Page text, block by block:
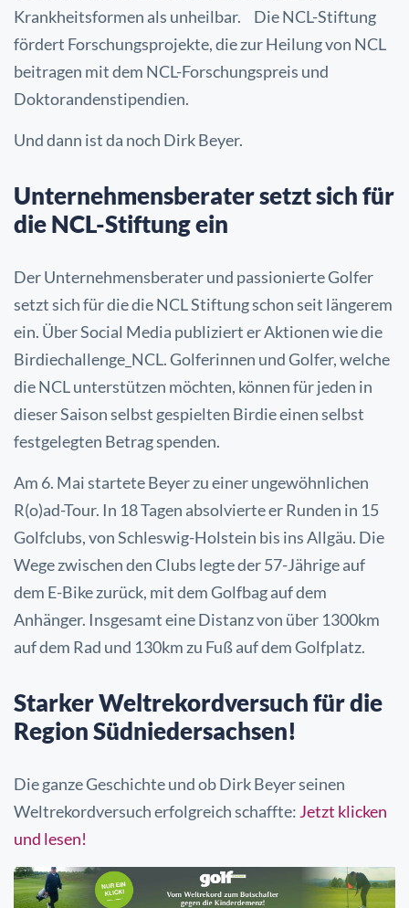
Krankheitsformen als unheilbar. Die NCL-Stiftung
fördert Forschungsprojekte, die zur Heilung von NCL
beitragen mit dem NCL-Forschungspreis und
Doktorandenstipendien.
Und dann ist da noch Dirk Beyer.
Unternehmensberater setzt sich für
die NCL-Stiftung ein
Der Unternehmensberater und passionierte Golfer
setzt sich für die die NCL Stiftung schon seit längerem
ein. Über Social Media publiziert er Aktionen wie die
Birdiechallenge_NCL. Golferinnen und Golfer, welche
die NCL unterstützen möchten, können für jeden in
dieser Saison selbst gespielten Birdie einen selbst
festgelegten Betrag spenden.
Am 6. Mai startete Beyer zu einer ungewöhnlichen
R(o)ad-Tour. In 18 Tagen absolvierte er Runden in 15
Golfclubs, von Schleswig-Holstein bis ins Allgäu. Die
Wege zwischen den Clubs legte der 57-Jährige auf
dem E-Bike zurück, mit dem Golfbag auf dem
Anhänger. Insgesamt eine Distanz von über 1300km
auf dem Rad und 130km zu Fuß auf dem Golfplatz.
Starker Weltrekordversuch für die
Region Südniedersachsen!
Die ganze Geschichte und ob Dirk Beyer seinen
Weltrekordversuch erfolgreich schaffte: Jetzt klicken
und lesen!